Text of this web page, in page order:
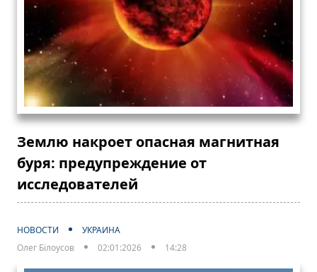
Землю накроет опасная магнитная
буря: предупреждение от
исследователей
НОВОСТИ
УКРАИНА
Олег Білоусов
02:01:2026 14:28